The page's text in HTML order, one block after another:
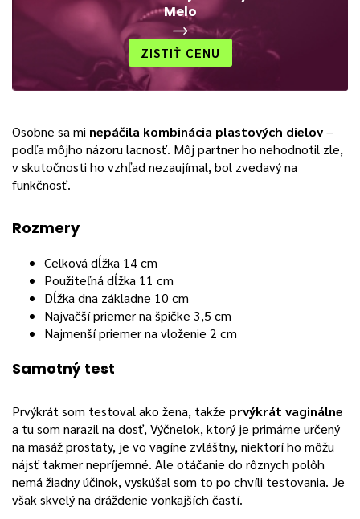
Melo
ZISTIŤ CENU
Osobne sa mi nepáčila kombinácia plastových dielov–
podľa môjho názoru lacnosť. Môj partner ho nehodnotil zle,
v skutočnosti ho vzhľad nezaujímal, bol zvedavý na
funkčnosť.
Rozmery
Celková dĺžka 14 cm
Použiteľná dĺžka 11 cm
Dĺžka dna základne 10 cm
Najväčší priemer na špičke 3,5 cm
Najmenší priemer na vloženie 2 cm
Samotný test
Prvýkrát som testoval ako žena, takže prvýkrát vaginálne
a tu som narazil na dosť, Výčnelok, ktorý je primárne určený
na masáž prostaty, je vo vagíne zvláštny, niektorí ho môžu
nájsť takmer nepríjemné. Ale otáčanie do rôznych polôh
nemá žiadny účinok, vyskúšal som to po chvíli testovania. Je
však skvelý na dráždenie vonkajších častí.